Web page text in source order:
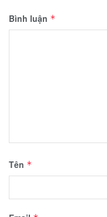
Bình luận *
Tên *